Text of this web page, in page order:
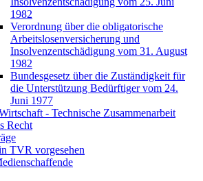
1982
Verordnung über die obligatorische
Arbeitslosenversicherung und
Insolvenzentschädigung vom 31. August
1982
Bundesgesetz über die Zuständigkeit für
die Unterstützung Bedürftiger vom 24.
Juni 1977
- Technische Zusammenarbeit
Recht
TVR vorgesehen